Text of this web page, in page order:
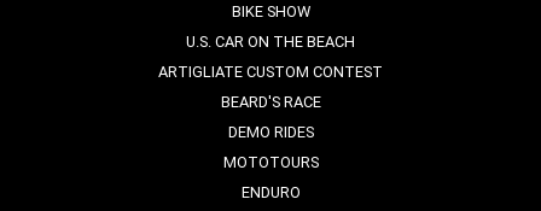
BIKE SHOW
U.S. CAR ON THE BEACH
ARTIGLIATE CUSTOM CONTEST
BEARD'S RACE
DEMO RIDES
MOTOTOURS
ENDURO